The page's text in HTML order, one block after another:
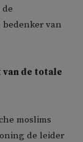
bedenker van
van de totale
moslims
de leider